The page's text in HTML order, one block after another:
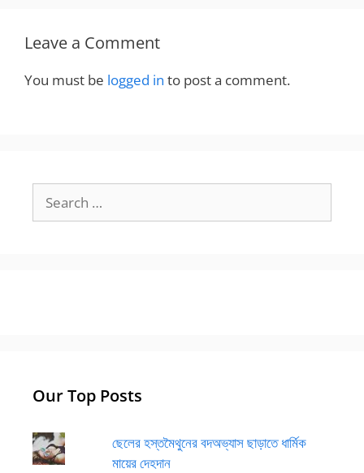
Leave a Comment
You must be logged in to post a comment.
for:
Our Top Posts
ছেলের হস্তমৈথুনের বদঅভ্যাস ছাড়াতে ধার্মিক
মায়ের দেহদান